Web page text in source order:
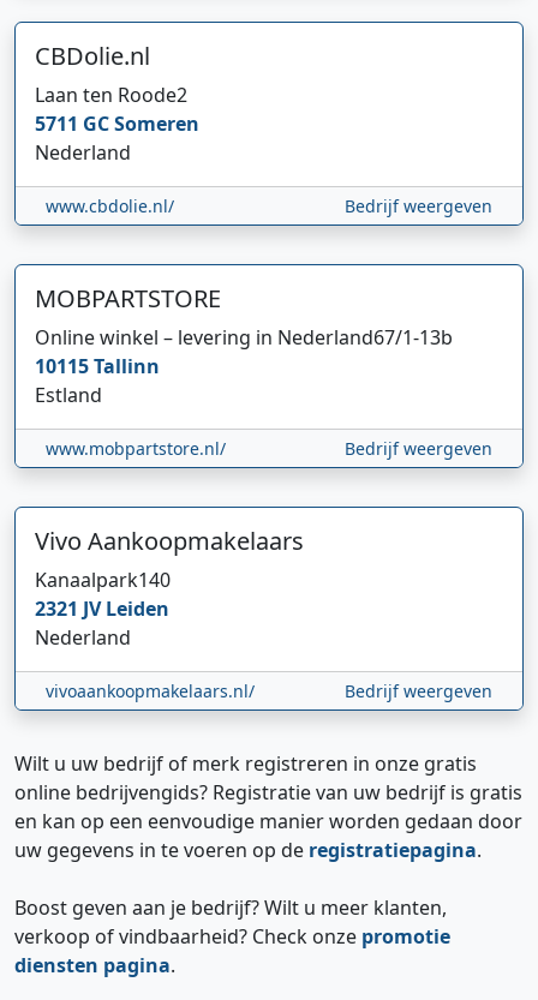
CBDolie.nl
Laan ten Roode2
5711 GCSomeren
Nederland
www.cbdolie.nl/ Bedrijf weergeven
MOBPARTSTORE
Online winkel – levering in Nederland67/1-13b
10115Tallinn
Estland
www.mobpartstore.nl/ Bedrijf weergeven
Vivo Aankoopmakelaars
Kanaalpark140
2321 JVLeiden
Nederland
vivoaankoopmakelaars.nl/ Bedrijf weergeven
Wilt u uw bedrijf of merk registreren in onze gratis
online bedrijvengids? Registratie van uw bedrijf is gratis
en kan op een eenvoudige manier worden gedaan door
uw gegevens in te voeren op de registratiepagina.
Boost geven aan je bedrijf? Wilt u meer klanten,
verkoop of vindbaarheid? Check onze promotie
diensten pagina.